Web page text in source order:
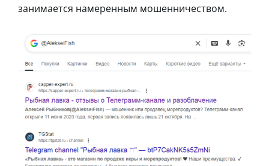
занимается намеренным мошенничеством.